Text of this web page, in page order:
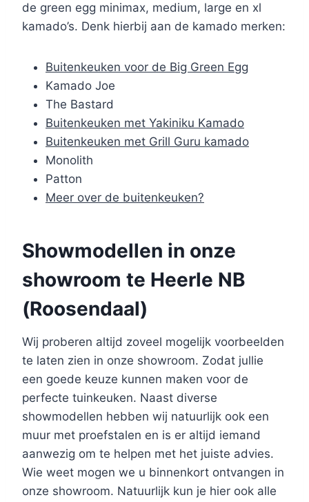
de green egg minimax, medium, large en xl
kamado’s. Denk hierbij aan de kamado merken:
Buitenkeuken voor de Big Green Egg
Kamado Joe
The Bastard
Buitenkeuken met Yakiniku Kamado
Buitenkeuken met Grill Guru kamado
Monolith
Patton
Meer over de buitenkeuken?
Showmodellen in onze
showroom te Heerle NB
(Roosendaal)
Wij proberen altijd zoveel mogelijk voorbeelden
te laten zien in onze showroom. Zodat jullie
een goede keuze kunnen maken voor de
perfecte tuinkeuken. Naast diverse
showmodellen hebben wij natuurlijk ook een
muur met proefstalen en is er altijd iemand
aanwezig om te helpen met het juiste advies.
Wie weet mogen we u binnenkort ontvangen in
onze showroom. Natuurlijk kun je hier ook alle